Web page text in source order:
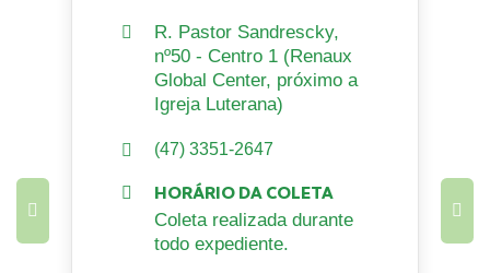
R. Pastor Sandrescky,
nº50 - Centro 1 (Renaux
Global Center, próximo a
Igreja Luterana)
(47) 3351-2647
HORÁRIO DA COLETA
Coleta realizada durante
todo expediente.